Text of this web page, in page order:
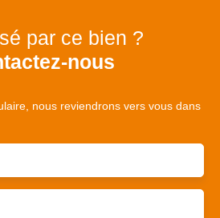
par ce bien ?
nous
nous reviendrons vers vous dans